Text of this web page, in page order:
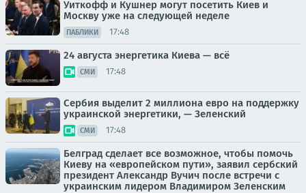
Уиткофф и Кушнер могут посетить Киев и
Москву уже на следующей неделе
ПАБЛИКИ 17:48
24 августа энергетика Киева — всё
СМИ 17:48
Сербия выделит 2 миллиона евро на поддержку
украинской энергетики, — Зеленский
СМИ 17:48
Белград сделает все возможное, чтобы помочь
Киеву на «европейском пути», заявил сербский
президент Александр Вучич после встречи с
украинским лидером Владимиром Зеленским